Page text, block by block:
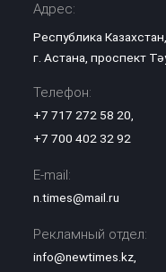
Адрес:
Республика
г. Астана, проспект
Телефон:
+7 717 272 58 20,
+7 700 402 32 92
E-mail:
n.times@mail.ru
Рекламный отдел:
info@newtimes.kz,